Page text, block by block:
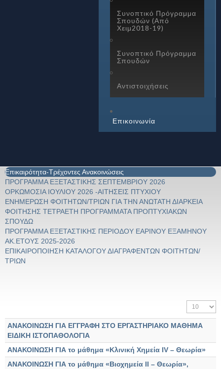
Συνοπτικό Πρόγραμμα
Σπουδών (Από
Χειμ2018-19)
Συνοπτικό Πρόγραμμα
Σπουδών
Αντιστοιχήσεις
Επικοινωνία
Επικαιρότητα-Τρέχοντες Ανακοινώσεις
ΠΡΟΓΡΑΜΜΑ ΕΞΕΤΑΣΤΙΚΗΣ ΣΕΠΤΕΜΒΡΙΟΥ 2026
ΟΡΚΩΜΟΣΙΑ ΙΟΥΛΙΟΥ 2026 -ΑΙΤΗΣΕΙΣ ΠΤΥΧΙΟΥ
ΕΝΗΜΕΡΩΣΗ ΦΟΙΤΗΤΩΝ/ΤΡΙΩΝ ΓΙΑ ΤΗΝ ΑΝΩΤΑΤΗ ΔΙΑΡΚΕΙΑ
ΦΟΙΤΗΣΗΣ ΤΕΤΡΑΕΤΗ ΠΡΟΓΡΑΜΜΑΤΑ ΠΡΟΠΤΥΧΙΑΚΩΝ
ΣΠΟΥΔΩ
ΠΡΟΓΡΑΜΜΑ ΕΞΕΤΑΣΤΙΚΗΣ ΠΕΡΙΟΔΟΥ ΕΑΡΙΝΟΥ ΕΞΑΜΗΝΟΥ
ΑΚ.ΕΤΟΥΣ 2025-2026
ΕΠΙΚΑΙΡΟΠΟΙΗΣΗ ΚΑΤΑΛΟΓΟΥ ΔΙΑΓΡΑΦΕΝΤΩΝ ΦΟΙΤΗΤΩΝ/
ΤΡΙΩΝ
Εμφάνιση #
ΑΝΑΚΟΙΝΩΣΗ ΓΙΑ ΕΓΓΡΑΦΗ ΣΤΟ ΕΡΓΑΣΤΗΡΙΑΚΟ ΜΑΘΗΜΑ
ΕΙΔΙΚΗ ΙΣΤΟΠΑΘΟΛΟΓΙΑ
ΑΝΑΚΟΙΝΩΣΗ ΓΙΑ το μάθημα «Κλινική Χημεία IV – Θεωρία»
ΑΝΑΚΟΙΝΩΣΗ ΓΙΑ το μάθημα «Βιοχημεία ΙΙ – Θεωρία»,